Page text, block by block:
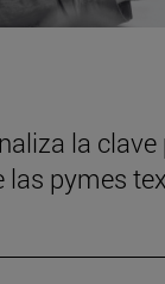
la clave
las pymes